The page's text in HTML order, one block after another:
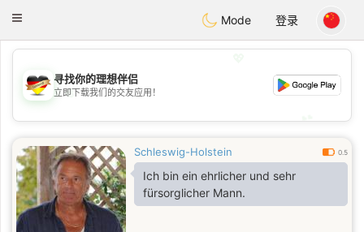
Dating
Toggle
Mode 登录
💖
💕
寻找你的理想伴侣
立即下载我们的交友应用！
Schleswig-Holstein 0.5
Ich bin ein ehrlicher und sehr
fürsorglicher Mann.